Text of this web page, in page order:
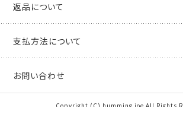
返品について
支払方法について
お問い合わせ
Copyright (C) humming joe All Rights